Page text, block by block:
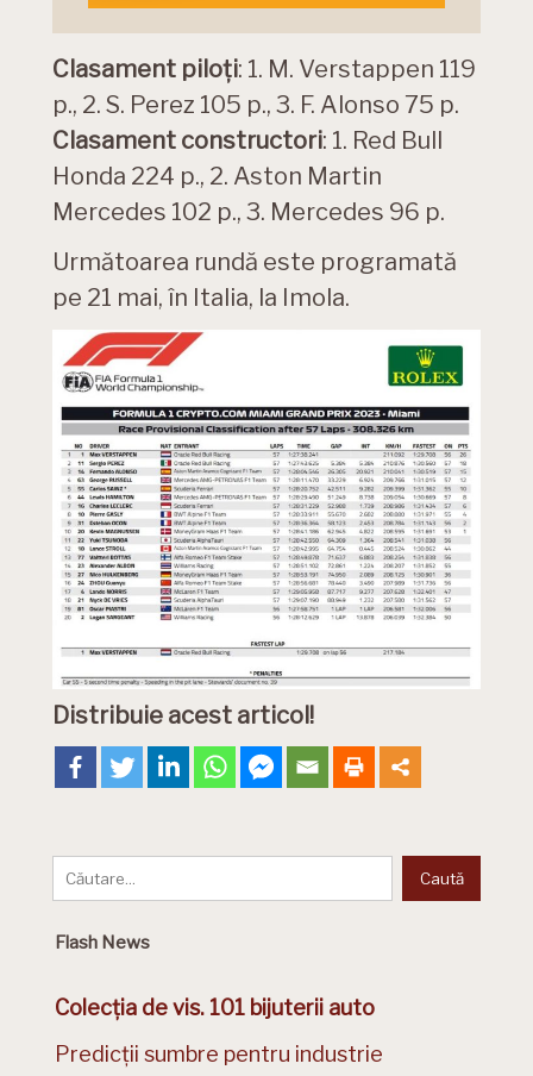
Clasament piloți: 1. M. Verstappen 119
p., 2. S. Perez 105 p., 3. F. Alonso 75 p.
Clasament constructori: 1. Red Bull
Honda 224 p., 2. Aston Martin
Mercedes 102 p., 3. Mercedes 96 p.
Următoarea rundă este programată
pe 21 mai, în Italia, la Imola.
Distribuie acest articol!
Flash News
Colecția de vis. 101 bijuterii auto
Predicții sumbre pentru industrie